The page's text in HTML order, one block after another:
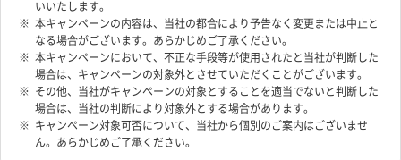
いいたします。
本キャンペーンの内容は、当社の都合により予告なく変更または中止と
なる場合がございます。あらかじめご了承ください。
本キャンペーンにおいて、不正な手段等が使用されたと当社が判断した
場合は、キャンペーンの対象外とさせていただくことがございます。
その他、当社がキャンペーンの対象とすることを適当でないと判断した
場合は、当社の判断により対象外とする場合があります。
キャンペーン対象可否について、当社から個別のご案内はございませ
ん。あらかじめご了承ください。